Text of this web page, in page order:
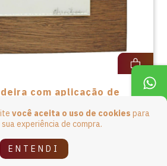
você aceita o uso de cookies para
experiência de compra.
ENTENDI
com aplicação de